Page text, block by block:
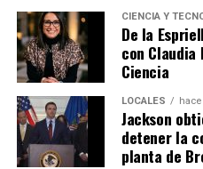
CIENCIA Y
De la
con Claudia
Ciencia
LOCALES
Jackson
detener la
planta de